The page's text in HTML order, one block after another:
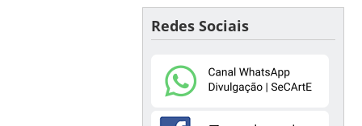
Redes Sociais